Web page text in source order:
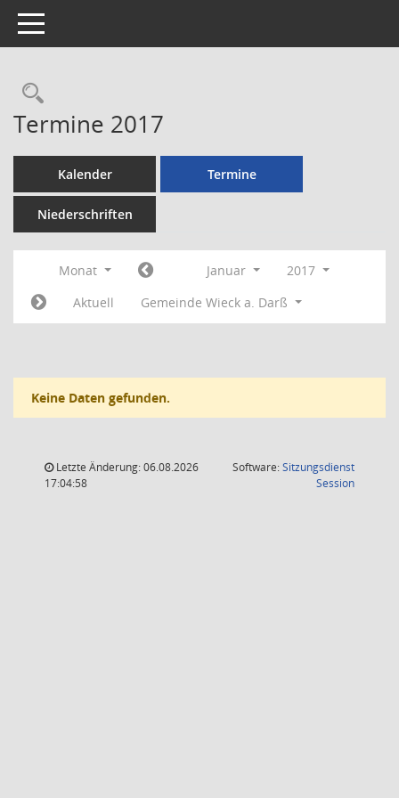
Toggle navigation
Rechercheauswahl
Termine 2017
Kalender Termine
Niederschriften
Monat Januar
2017
Aktuell
Gemeinde Wieck a. Darß
Keine Daten gefunden.
Letzte Änderung: 06.08.2026
17:04:58
Software:Sitzungsdienst
Session(Wird in